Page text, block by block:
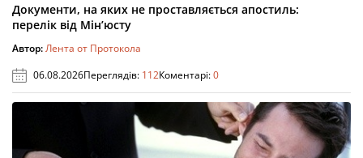
Документи, на яких не проставляється апостиль:
перелік від Мін’юсту
Автор:Лента от Протокола
06.08.2026Переглядів: 112Коментарі:0